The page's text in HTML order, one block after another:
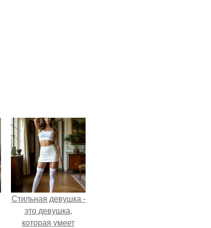
Стильная девушка -
это девушка,
которая умеет